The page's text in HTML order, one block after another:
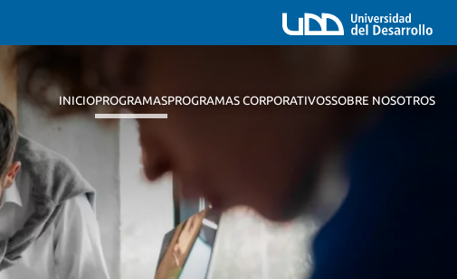
INICIOPROGRAMASPROGRAMAS CORPORATIVOSSOBRE NOSOTROS